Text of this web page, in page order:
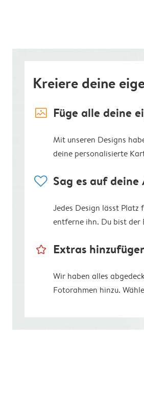
Kreiere deine
image_placeholder Füge alle deine
Mit unseren Designs
deine personalisierte
heart Sag es auf deine
Jedes Design lässt Platz
entferne ihn. Du bist der
star_outline Extras
Wir haben alles
Fotorahmen hinzu.